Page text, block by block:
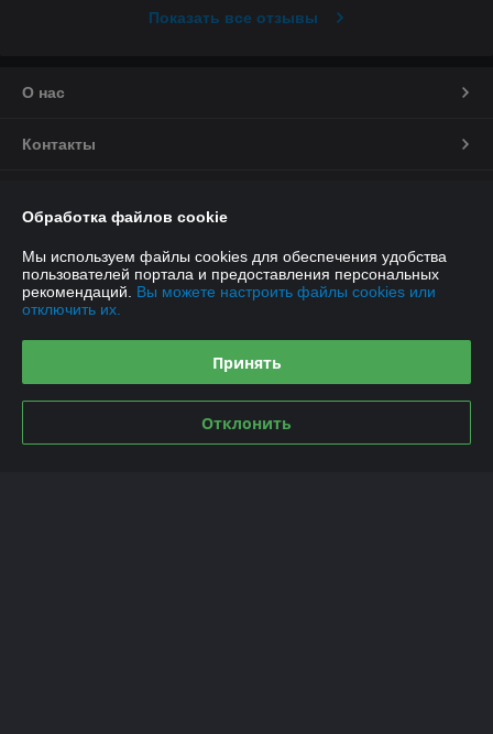
Показать все отзывы
О нас
Контакты
График работы
Полная версия сайта
Сайт создан на платформе Deal.by
Обработка файлов cookie
Мы используем файлы cookies для обеспечения удобства
пользователей портала и предоставления персональных
рекомендаций. Вы можете настроить файлы cookies или
отключить их.
Принять
Отклонить